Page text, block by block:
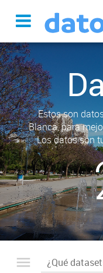
Estos son
Blanca, para
Los datos son